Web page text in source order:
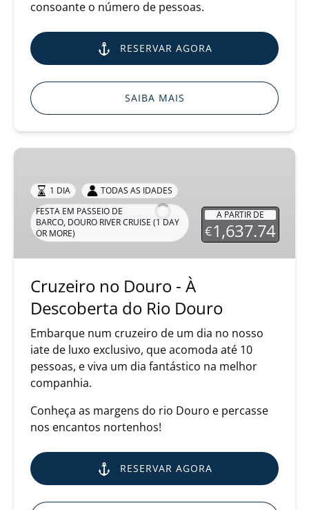
consoante o número de pessoas.
RESERVAR AGORA
SAIBA MAIS
Cruzeiro
Douro
Descoberta
do
Douro
A PARTIR DE
€1,637.74
1 DIA
TODAS AS IDADES
FESTA EM PASSEIO DE
BARCO, DOURO RIVER CRUISE (1 DAY
OR MORE)
Cruzeiro no Douro - À
Descoberta do Rio Douro
Embarque num cruzeiro de um dia no nosso
iate de luxo exclusivo, que acomoda até 10
pessoas, e viva um dia fantástico na melhor
companhia.
Conheça as margens do rio Douro e percasse
nos encantos nortenhos!
RESERVAR AGORA